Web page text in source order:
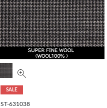
SALE
ST-631038